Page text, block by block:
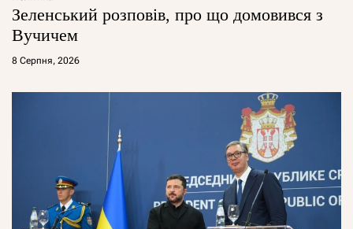
Зеленський розповів, про що домовився з
Вучичем
8 Серпня, 2026